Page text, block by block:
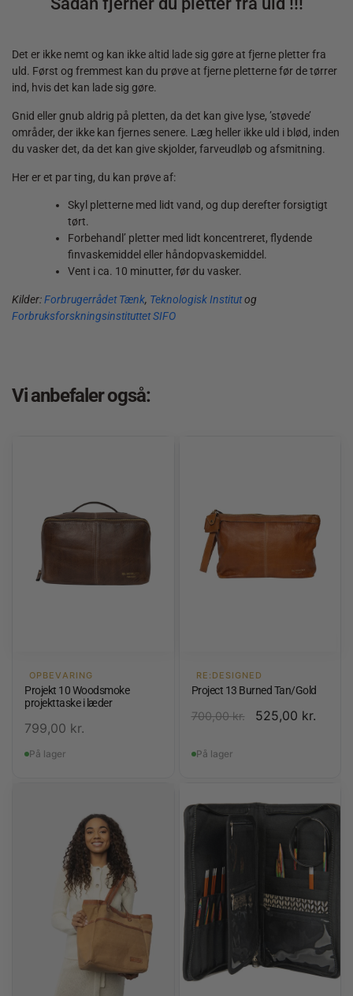
Det er ikke nemt og kan ikke altid lade sig gøre at fjerne pletter fra
uld. Først og fremmest kan du prøve at fjerne pletterne før de tørrer
ind, hvis det kan lade sig gøre.
Gnid eller gnub aldrig på pletten, da det kan give lyse, ’støvede’
områder, der ikke kan fjernes senere. Læg heller ikke uld i blød, inden
du vasker det, da det kan give skjolder, farveudløb og afsmitning.
Her er et par ting, du kan prøve af:
Skyl pletterne med lidt vand, og dup derefter forsigtigt
tørt.
Forbehandl’ pletter med lidt koncentreret, flydende
finvaskemiddel eller håndopvaskemiddel.
Vent i ca. 10 minutter, før du vasker.
Kilder:Forbrugerrådet Tænk, Teknologisk Institutog
Forbruksforskningsinstituttet SIFO
Vi anbefaler også:
OPBEVARING
Projekt 10 Woodsmoke
projekttaske i læder
799,00 kr.
På lager
RE:DESIGNED
Project 13 Burned Tan/Gold
700,00kr. 525,00 kr.
På lager